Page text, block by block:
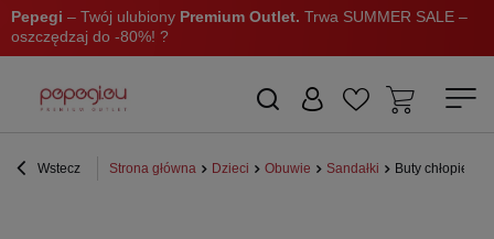
Pepegi – Twój ulubiony Premium Outlet. Trwa SUMMER SALE –
oszczędzaj do -80%! ?
Wstecz Strona główna Dzieci Obuwie Sandałki Buty chłopiece